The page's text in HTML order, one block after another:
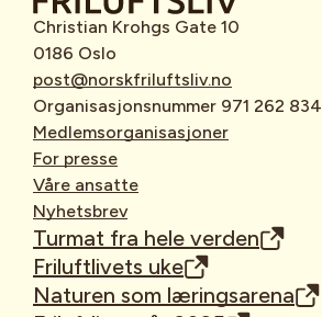
Christian Krohgs Gate 10
0186 Oslo
post@norskfriluftsliv.no
Organisasjonsnummer 971 262 834
Medlemsorganisasjoner
For presse
Våre ansatte
Nyhetsbrev
Turmat fra hele verden
Friluftlivets uke
Naturen som læringsarena